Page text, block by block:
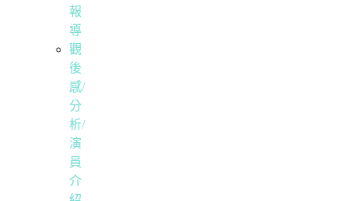
報
導
觀
後
感/
分
析/
演
員
介